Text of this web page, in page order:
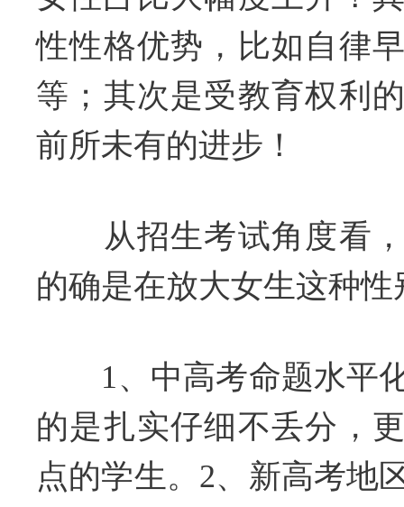
性性格优势，比如自律
等；其次是受教育权利
前所未有的进步！
从招生考试角度看，
的确是在放大女生这种性
1、中高考命题水平
的是扎实仔细不丢分，
点的学生。2、新高考地